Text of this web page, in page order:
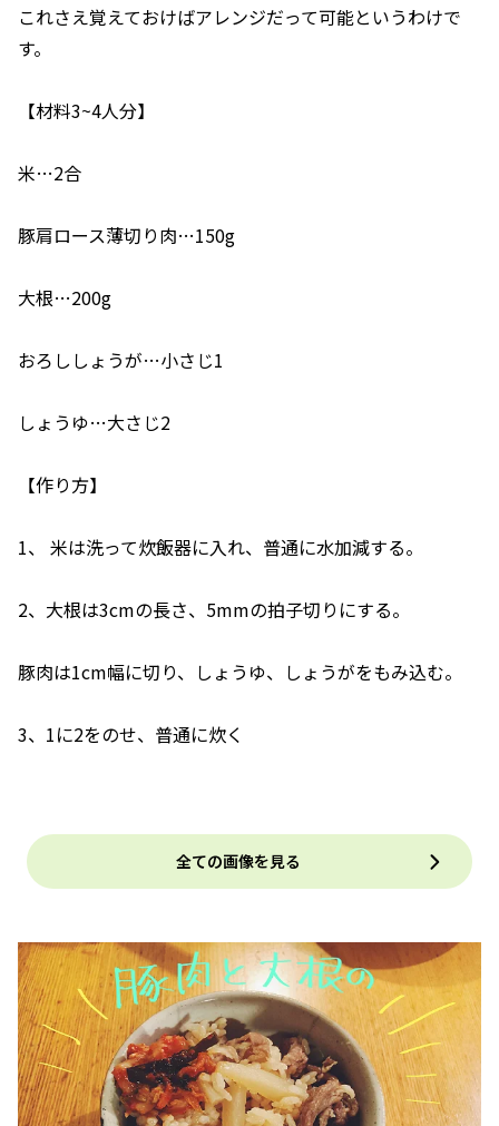
これさえ覚えておけばアレンジだって可能というわけで
す。
【材料3~4人分】
米…2合
豚肩ロース薄切り肉…150g
大根…200g
おろししょうが…小さじ1
しょうゆ…大さじ2
【作り方】
1、 米は洗って炊飯器に入れ、普通に水加減する。
2、大根は3cmの長さ、5mmの拍子切りにする。
豚肉は1cm幅に切り、しょうゆ、しょうがをもみ込む。
3、1に2をのせ、普通に炊く
全ての画像を見る